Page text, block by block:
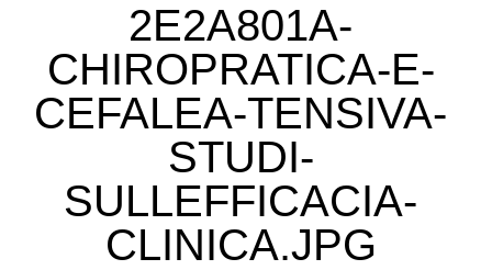
2E2A801A-
CHIROPRATICA-E-
CEFALEA-TENSIVA-
STUDI-
SULLEFFICACIA-
CLINICA.JPG